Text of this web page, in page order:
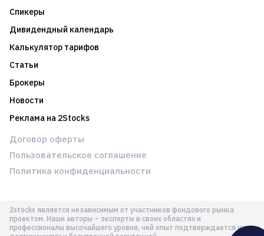
Спикеры
Дивидендный календарь
Калькулятор тарифов
Статьи
Брокеры
Новости
Реклама на 2Stocks
2stocks является независимым от участников фондового рынка
проектом. Наши авторы – эксперты в своих областях и
профессионалы высочайшего уровня, чей опыт подтверждается их
Договор оферты
Пользовательское соглашение
Политика конфиденциальности